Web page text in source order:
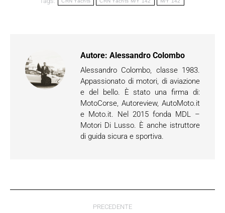
Autore: Alessandro Colombo
Alessandro Colombo, classe 1983.
Appassionato di motori, di aviazione
e del bello. È stato una firma di:
MotoCorse, Autoreview, AutoMoto.it
e Moto.it. Nel 2015 fonda MDL –
Motori Di Lusso. È anche istruttore
di guida sicura e sportiva.
PRECEDENTE